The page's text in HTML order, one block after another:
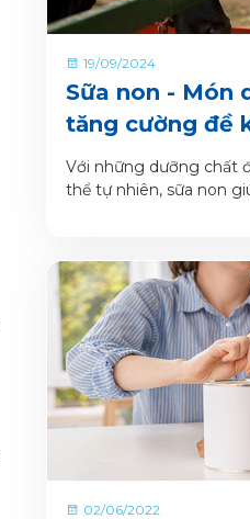
19/09/2024
Sữa non - Món
tăng cường đề
phát triển toàn
Với những dưỡng chất
thể tự nhiên, sữa non
02/06/2022